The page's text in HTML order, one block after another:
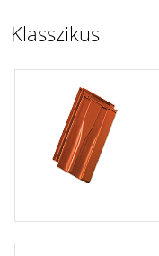
Klasszikus